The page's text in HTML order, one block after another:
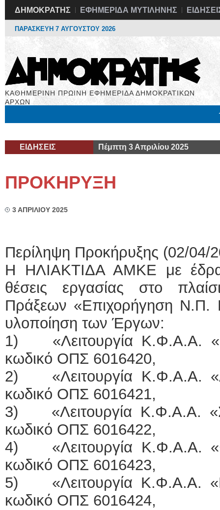
ΔΗΜΟΚΡΑΤΗΣ ΕΦΗΜΕΡΙΔΑ ΜΥΤΙΛΗΝΗΣ
ΠΑΡΑΣΚΕΥΗ 7 ΑΥΓΟΥΣΤΟΥ 2026
ΚΑΘΗΜΕΡΙΝΗ ΠΡΩΙΝΗ ΕΦΗΜΕΡΙΔΑ ΔΗΜΟΚΡΑΤΙΚΩΝ
ΑΡΧΩΝ
ΕΙΔΗΣΕΙΣ Πέμπτη 3 Απριλίου 2025
ΠΡΟΚΗΡΥΞΗ
3 ΑΠΡΙΛΙΟΥ 2025
Περίληψη Προκήρυξης (02/04/
Η ΗΛΙΑΚΤΙΔΑ ΑΜΚΕ με
θέσεις εργασίας στο
Πράξεων «Επιχορήγηση
υλοποίηση των Έργων:
1) «Λειτουργία Κ.Φ.Α.Α.
κωδικό ΟΠΣ 6016420,
2) «Λειτουργία Κ.Φ.Α.Α.
κωδικό ΟΠΣ 6016421,
3) «Λειτουργία Κ.Φ.Α.Α.
κωδικό ΟΠΣ 6016422,
4) «Λειτουργία Κ.Φ.Α.Α.
κωδικό ΟΠΣ 6016423,
5) «Λειτουργία Κ.Φ.Α.Α.
κωδικό ΟΠΣ 6016424,